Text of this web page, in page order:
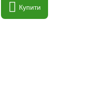
Купити